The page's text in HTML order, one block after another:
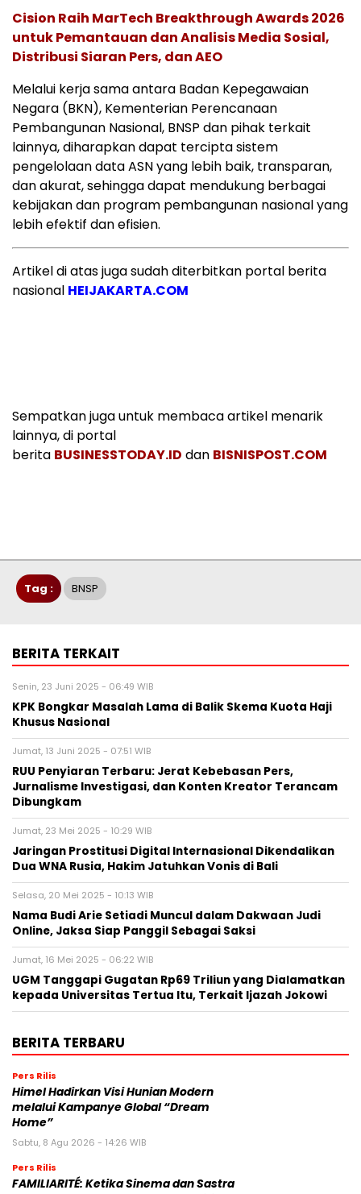
Cision Raih MarTech Breakthrough Awards 2026
untuk Pemantauan dan Analisis Media Sosial,
Distribusi Siaran Pers, dan AEO
Melalui kerja sama antara Badan Kepegawaian
Negara (BKN), Kementerian Perencanaan
Pembangunan Nasional, BNSP dan pihak terkait
lainnya, diharapkan dapat tercipta sistem
pengelolaan data ASN yang lebih baik, transparan,
dan akurat, sehingga dapat mendukung berbagai
kebijakan dan program pembangunan nasional yang
lebih efektif dan efisien.
Artikel di atas juga sudah diterbitkan portal berita
nasional HEIJAKARTA.COM
Sempatkan juga untuk membaca artikel menarik
lainnya, di portal
berita BUSINESSTODAY.ID dan BISNISPOST.COM
Tag : BNSP
BERITA TERKAIT
Senin, 23 Juni 2025 - 06:49 WIB
KPK Bongkar Masalah Lama di Balik Skema Kuota Haji
Khusus Nasional
Jumat, 13 Juni 2025 - 07:51 WIB
RUU Penyiaran Terbaru: Jerat Kebebasan Pers,
Jurnalisme Investigasi, dan Konten Kreator Terancam
Dibungkam
Jumat, 23 Mei 2025 - 10:29 WIB
Jaringan Prostitusi Digital Internasional Dikendalikan
Dua WNA Rusia, Hakim Jatuhkan Vonis di Bali
Selasa, 20 Mei 2025 - 10:13 WIB
Nama Budi Arie Setiadi Muncul dalam Dakwaan Judi
Online, Jaksa Siap Panggil Sebagai Saksi
Jumat, 16 Mei 2025 - 06:22 WIB
UGM Tanggapi Gugatan Rp69 Triliun yang Dialamatkan
kepada Universitas Tertua Itu, Terkait Ijazah Jokowi
BERITA TERBARU
Pers Rilis
Himel Hadirkan Visi Hunian Modern
melalui Kampanye Global “Dream
Home”
Sabtu, 8 Agu 2026 - 14:26 WIB
Pers Rilis
FAMILIARITÉ: Ketika Sinema dan Sastra